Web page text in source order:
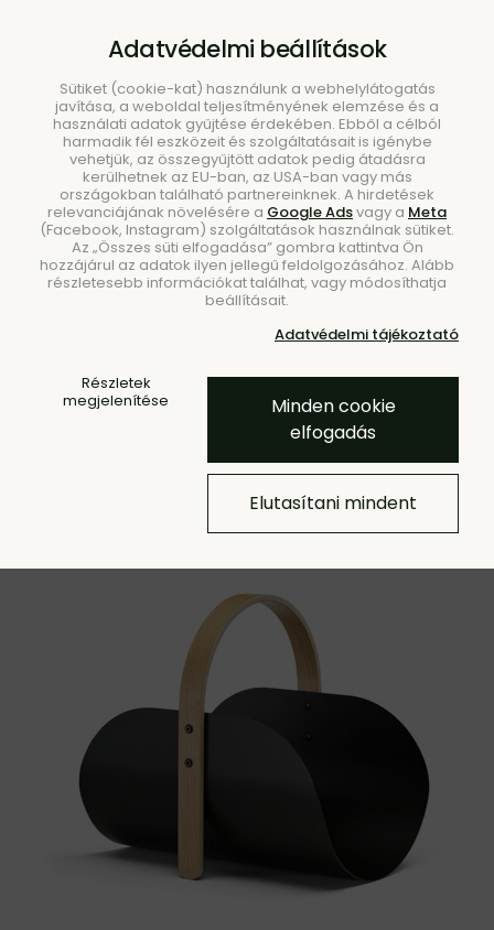
Keresés
Woody Basket kosár – tölgy
Adatvédelmi beállítások
Sütiket (cookie-kat) használunk a webhelylátogatás
javítása, a weboldal teljesítményének elemzése és a
használati adatok gyűjtése érdekében. Ebből a célból
harmadik fél eszközeit és szolgáltatásait is igénybe
vehetjük, az összegyűjtött adatok pedig átadásra
kerülhetnek az EU-ban, az USA-ban vagy más
országokban található partnereinknek. A hirdetések
relevanciájának növelésére a Google Adsvagy a Meta
(Facebook, Instagram) szolgáltatások használnak sütiket.
Az „Összes süti elfogadása” gombra kattintva Ön
hozzájárul az adatok ilyen jellegű feldolgozásához. Alább
részletesebb információkat találhat, vagy módosíthatja
beállításait.
Adatvédelmi tájékoztató
Részletek
megjelenítése
Minden cookie
elfogadás
Elutasítani mindent